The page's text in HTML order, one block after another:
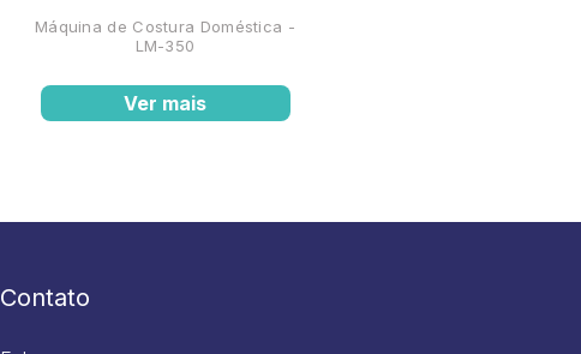
Máquina de Costura Doméstica -
LM-350
Ver mais
Contato